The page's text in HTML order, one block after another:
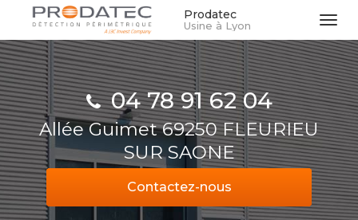
Aller
contenu
principal
Prodatec
Usine à Lyon
04 78 91 62 04
Allée Guimet 69250 FLEURIEU
SUR SAONE
Contactez-nous